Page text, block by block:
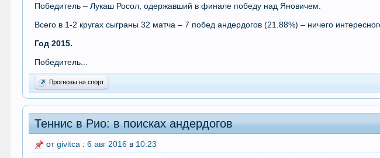
Победитель – Лукаш Росол, одержавший в финале победу над Яновичем.
Всего в 1-2 кругах сыграны 32 матча – 7 побед андердогов (21.88%) – ничего
Год 2015.
Победитель...
Прогнозы на спорт
Теннис в Рио: в поисках андердогов
отgivitca :6 авг 2016 в 10:23